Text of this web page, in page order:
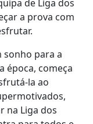
de Liga dos
a prova com
sonho para a
época, começa
la ao
na Liga dos